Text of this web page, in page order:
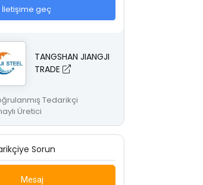
İletişime geç
TANGSHAN JIANGJI
TRADE
Tedarikçi
Üretici
Sorun
Mesaj